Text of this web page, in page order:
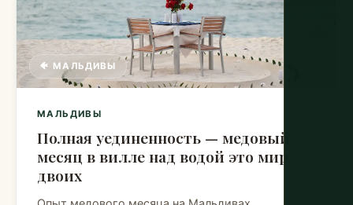
🐠 МАЛЬДИВЫ
МАЛЬДИВЫ
Полная уединенность — медовый
месяц в вилле над водой это мир
двоих